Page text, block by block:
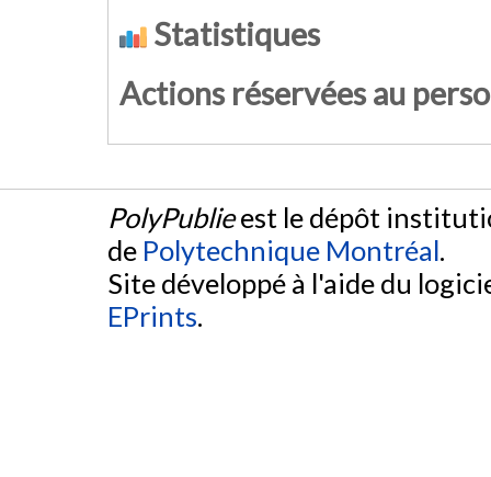
Statistiques
Actions réservées au
PolyPublieest le dépôt
de Polytechnique Montréal.
Site développé à l'aide du
EPrints.